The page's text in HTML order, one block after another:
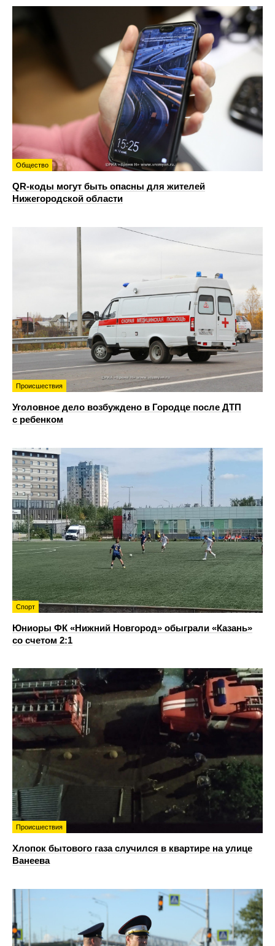
Общество
QR-коды могут быть опасны для жителей
Нижегородской области
Происшествия
Уголовное дело возбуждено в Городце после ДТП
с ребенком
Спорт
Юниоры ФК «Нижний Новгород» обыграли «Казань»
со счетом 2:1
Происшествия
Хлопок бытового газа случился в квартире на улице
Ванеева